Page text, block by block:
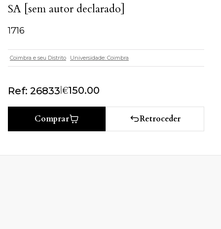
SA [sem autor declarado]
1716
Coimbra e seu Distrito Universidade: Coimbra
Ref: 26833|€150.00
Comprar Retroceder